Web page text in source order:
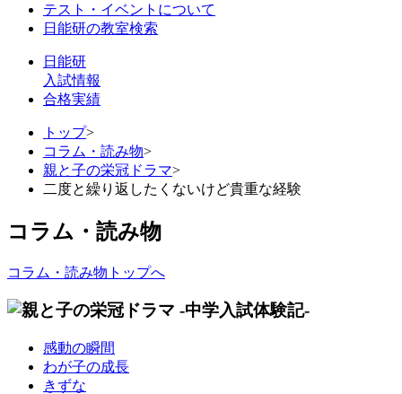
テスト・イベントについて
日能研の教室検索
日能研
入試情報
合格実績
トップ>
コラム・読み物>
親と子の栄冠ドラマ>
二度と繰り返したくないけど貴重な経験
コラム・読み物
コラム・読み物トップへ
感動の瞬間
わが子の成長
きずな